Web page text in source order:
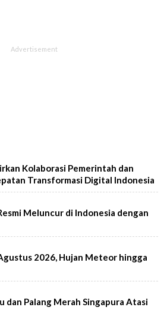
Kolaborasi Pemerintah dan
Transformasi Digital Indonesia
Meluncur di Indonesia dengan
2026, Hujan Meteor hingga
dan Palang Merah Singapura Atasi